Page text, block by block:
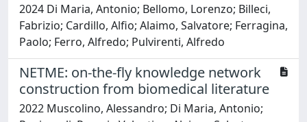
2024 Di Maria, Antonio; Bellomo, Lorenzo; Billeci,
Fabrizio; Cardillo, Alfio; Alaimo, Salvatore; Ferragina,
Paolo; Ferro, Alfredo; Pulvirenti, Alfredo
NETME: on-the-fly knowledge network
construction from biomedical literature
2022 Muscolino, Alessandro; Di Maria, Antonio;